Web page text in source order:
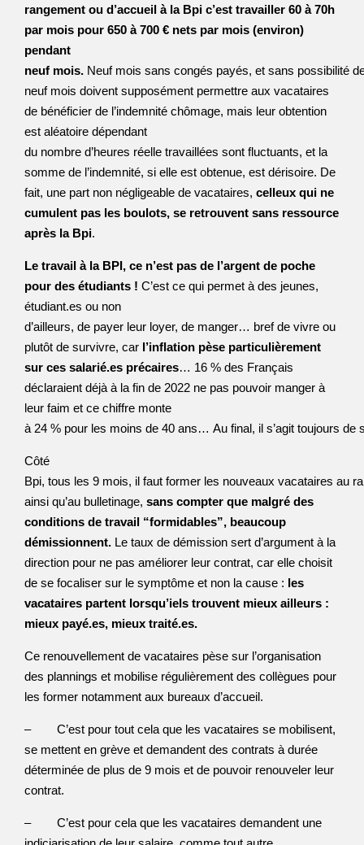
rangement ou d’accueil à la Bpi c’est travailler 60 à 70h
par mois pour 650 à 700 € nets par mois (environ)
pendant
neuf mois. Neuf mois sans congés payés, et sans possibilité
neuf mois doivent supposément permettre aux vacataires
de bénéficier de l’indemnité chômage, mais leur obtention
est aléatoire dépendant
du nombre d’heures réelle travaillées sont fluctuants, et la
somme de l’indemnité, si elle est obtenue, est dérisoire. De
fait, une part non négligeable de vacataires, celleux qui ne
cumulent pas les boulots, se retrouvent sans ressource
après la Bpi.
Le travail à la BPI, ce n’est pas de l’argent de poche
pour des étudiants ! C’est ce qui permet à des jeunes,
étudiant.es ou non
d’ailleurs, de payer leur loyer, de manger… bref de vivre ou
plutôt de survivre, car l’inflation pèse particulièrement
sur ces salarié.es précaires… 16 % des Français
déclaraient déjà à la fin de 2022 ne pas pouvoir manger à
leur faim et ce chiffre monte
à 24 % pour les moins de 40 ans… Au final, il s’agit toujours de
Côté
Bpi, tous les 9 mois, il faut former les nouveaux vacataires au
ainsi qu’au bulletinage, sans compter que malgré des
conditions de travail “formidables”, beaucoup
démissionnent. Le taux de démission sert d’argument à la
direction pour ne pas améliorer leur contrat, car elle choisit
de se focaliser sur le symptôme et non la cause : les
vacataires partent lorsqu’iels trouvent mieux ailleurs :
mieux payé.es, mieux traité.es.
Ce renouvellement de vacataires pèse sur l’organisation
des plannings et mobilise régulièrement des collègues pour
les former notamment aux bureaux d’accueil.
– C’est pour tout cela que les vacataires se mobilisent,
se mettent en grève et demandent des contrats à durée
déterminée de plus de 9 mois et de pouvoir renouveler leur
contrat.
– C’est pour cela que les vacataires demandent une